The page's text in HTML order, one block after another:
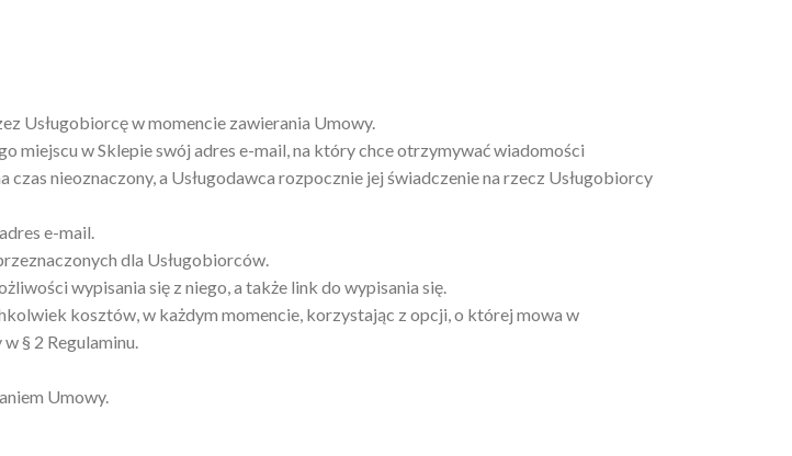
Usługobiorcę w momencie zawierania Umowy.
miejscu w Sklepie swój adres e-mail, na który chce otrzymywać wiadomości
nieoznaczony, a Usługodawca rozpocznie jej świadczenie na rzecz Usługobiorcy
e-mail.
dla Usługobiorców.
wypisania się z niego, a także link do wypisania się.
kosztów, w każdym momencie, korzystając z opcji, o której mowa w
§ 2 Regulaminu.
Umowy.